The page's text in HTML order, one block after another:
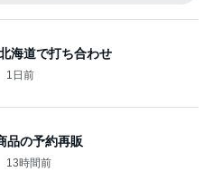
海道で打ち合わせ
1日前
品の予約再販
13時間前